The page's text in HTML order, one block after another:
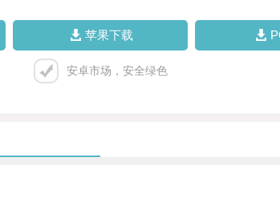
苹果下载
安卓市场，安全绿色